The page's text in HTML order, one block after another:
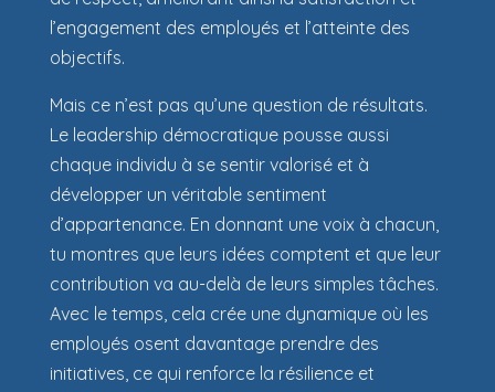
l’engagement des employés et l’atteinte des
objectifs.
Mais ce n’est pas qu’une question de résultats.
Le leadership démocratique pousse aussi
chaque individu à se sentir valorisé et à
développer un véritable sentiment
d’appartenance. En donnant une voix à chacun,
tu montres que leurs idées comptent et que leur
contribution va au-delà de leurs simples tâches.
Avec le temps, cela crée une dynamique où les
employés osent davantage prendre des
initiatives, ce qui renforce la résilience et